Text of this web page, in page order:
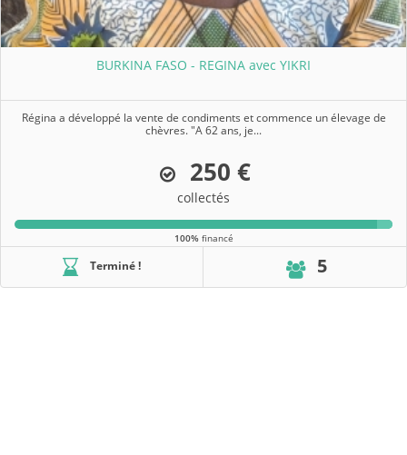
BURKINA FASO - REGINA avec YIKRI
Régina a développé la vente de condiments et commence un élevage de
chèvres. "A 62 ans, je...
250 €
collectés
100%financé
Terminé ! 5